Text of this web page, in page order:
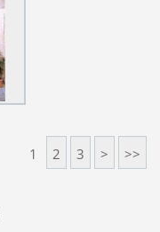
1 2 3 > >>